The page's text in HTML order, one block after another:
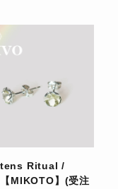
tens Ritual /
MIKOTO】(受注